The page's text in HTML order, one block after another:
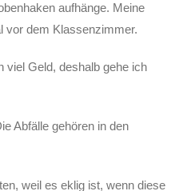
aufhänge. Meine
vor dem Klassenzimmer.
viel Geld, deshalb gehe ich
Abfälle gehören in den
weil es eklig ist, wenn diese